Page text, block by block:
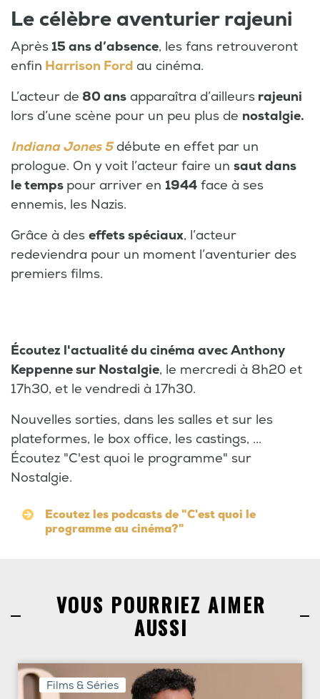
Le célèbre aventurier rajeuni
Après 15 ans d’absence, les fans retrouveront
enfin Harrison Ford au cinéma.
L’acteur de 80 ans apparaîtra d’ailleurs rajeuni
lors d’une scène pour un peu plus de nostalgie.
Indiana Jones 5débute en effet par un
prologue. On y voit l’acteur faire un saut dans
le temps pour arriver en 1944 face à ses
ennemis, les Nazis.
Grâce à des effets spéciaux, l’acteur
redeviendra pour un moment l’aventurier des
premiers films.
Écoutez l'actualité du cinéma avec Anthony
Keppenne sur Nostalgie, le mercredi à 8h20 et
17h30, et le vendredi à 17h30.
Nouvelles sorties, dans les salles et sur les
plateformes, le box office, les castings, ...
Écoutez "C'est quoi le programme" sur
Nostalgie.
Ecoutez les podcasts de "C'est quoi le
programme au cinéma?"
VOUS POURRIEZ AIMER
AUSSI
Films & Séries